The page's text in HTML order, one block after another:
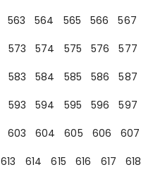
563 564 565 566
567
573 574 575 576
577
583 584 585 586
587
593 594 595 596
597
603 604 605 606
607
613 614 615 616 617
618